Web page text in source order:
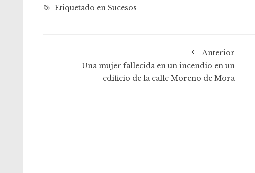
Etiquetado en Sucesos
Anterior
Una mujer fallecida en un incendio en un
edificio de la calle Moreno de Mora